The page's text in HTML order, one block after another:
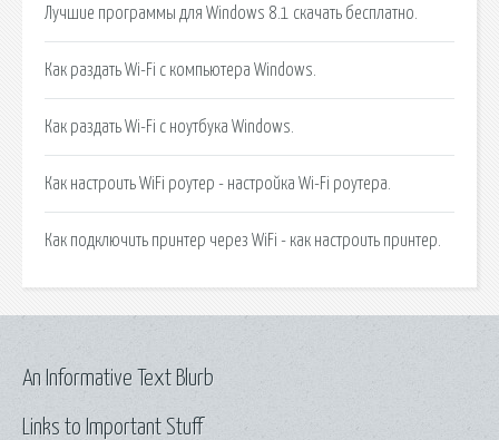
Лучшие программы для Windows 8.1 скачать бесплатно.
Как раздать Wi-Fi с компьютера Windows.
Как раздать Wi-Fi с ноутбука Windows.
Как настроить WiFi роутер - настройка Wi-Fi роутера.
Как подключить принтер через WiFi - как настроить принтер.
Links to Important Stuff
An Informative Text Blurb